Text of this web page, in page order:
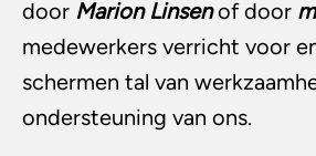
door Marion Linsenof door
medewerkers verricht voor
schermen tal van
ondersteuning van ons.